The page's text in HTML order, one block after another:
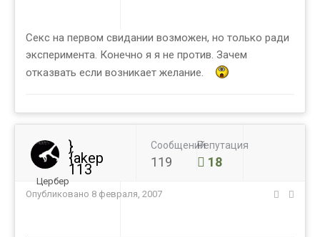
Секс на первом свидании возможен, но только ради
эксперимента. Конечно я я не против. Зачем
отказвать если возникает желание.
}
{akep
113
Цербер
Сообщений
119
Репутация
18
Опубликовано 8 февраля, 2007